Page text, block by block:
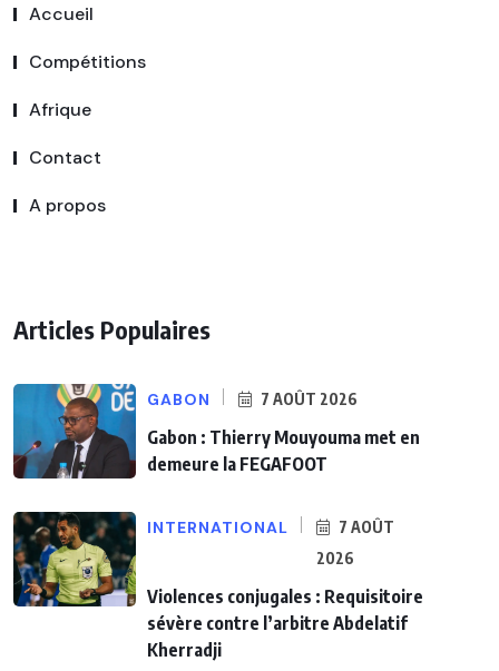
Accueil
Compétitions
Afrique
Contact
A propos
Articles Populaires
GABON 7 AOÛT 2026
Gabon : Thierry Mouyouma met en
demeure la FEGAFOOT
INTERNATIONAL
7 AOÛT
2026
Violences conjugales : Requisitoire
sévère contre l’arbitre Abdelatif
Kherradji